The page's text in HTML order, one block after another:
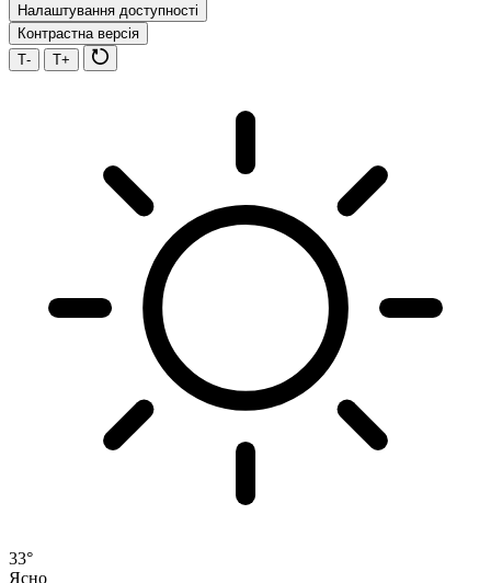
Налаштування доступності
Контрастна версія
Т-
Т+
33°
Ясно